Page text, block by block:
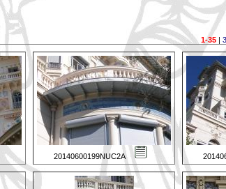
1-35|
20140600199NUC2A